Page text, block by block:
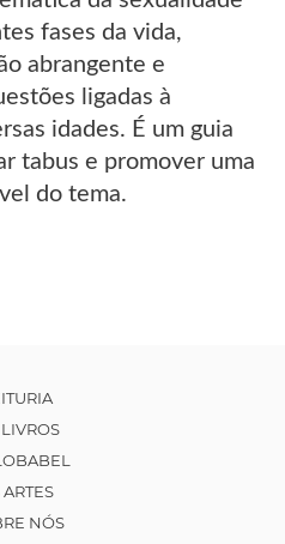
fases da vida,
abrangente e
ligadas à
idades. É um guia
tabus e promover uma
do tema.
ARTES
NÓS